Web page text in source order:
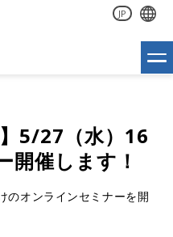
JP
5/27（水）16
開催します！
のオンラインセミナーを開